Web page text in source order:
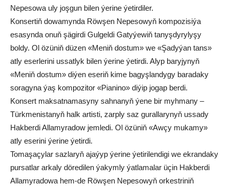
Nepesowa uly joşgun bilen ýerine ýetirdiler.
Konsertiň dowamynda Röwşen Nepesowyň kompozisiýa
esasynda onuň şägirdi Gulgeldi Gatyýewiň tanyşdyrylyşy
boldy. Ol özüniň düzen «Meniň dostum» we «Şadyýan tans»
atly eserlerini ussatlyk bilen ýerine ýetirdi. Alyp baryjynyň
«Meniň dostum» diýen eseriň kime bagyşlandygy baradaky
soragyna ýaş kompozitor «Pianino» diýip jogap berdi.
Konsert maksatnamasyny sahnanyň ýene bir myhmany –
Türkmenistanyň halk artisti, zarply saz gurallarynyň ussady
Hakberdi Allamyradow jemledi. Ol özüniň «Awçy mukamy»
atly eserini ýerine ýetirdi.
Tomaşaçylar sazlaryň ajaýyp ýerine ýetirilendigi we ekrandaky
pursatlar arkaly döredilen ýakymly ýatlamalar üçin Hakberdi
Allamyradowa hem-de Röwşen Nepesowyň orkestriniň